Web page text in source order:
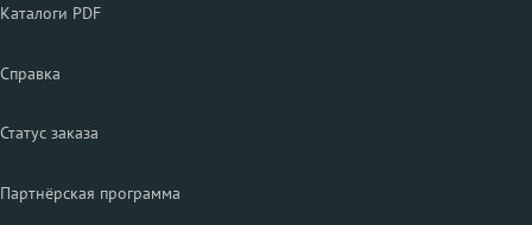
Каталоги PDF
Справка
Статус заказа
Партнёрская программа